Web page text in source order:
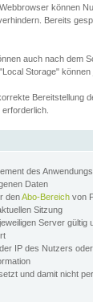
können
Bereits
auch nach dem
Storage"
Bereitstellung
des
Daten
denAbo-Bereich von
Sitzung
Server gültig
IP des Nutzers
und damit nicht